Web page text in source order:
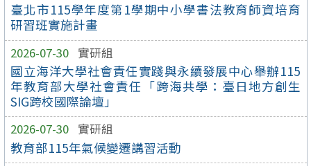
臺北市115學年度第1學期中小學書法教育師資培育
研習班實施計畫
2026-07-30 實研組
國立海洋大學社會責任實踐與永續發展中心舉辦115
年教育部大學社會責任「跨海共學：臺日地方創生
SIG跨校國際論壇」
2026-07-30 實研組
教育部115年氣候變遷講習活動